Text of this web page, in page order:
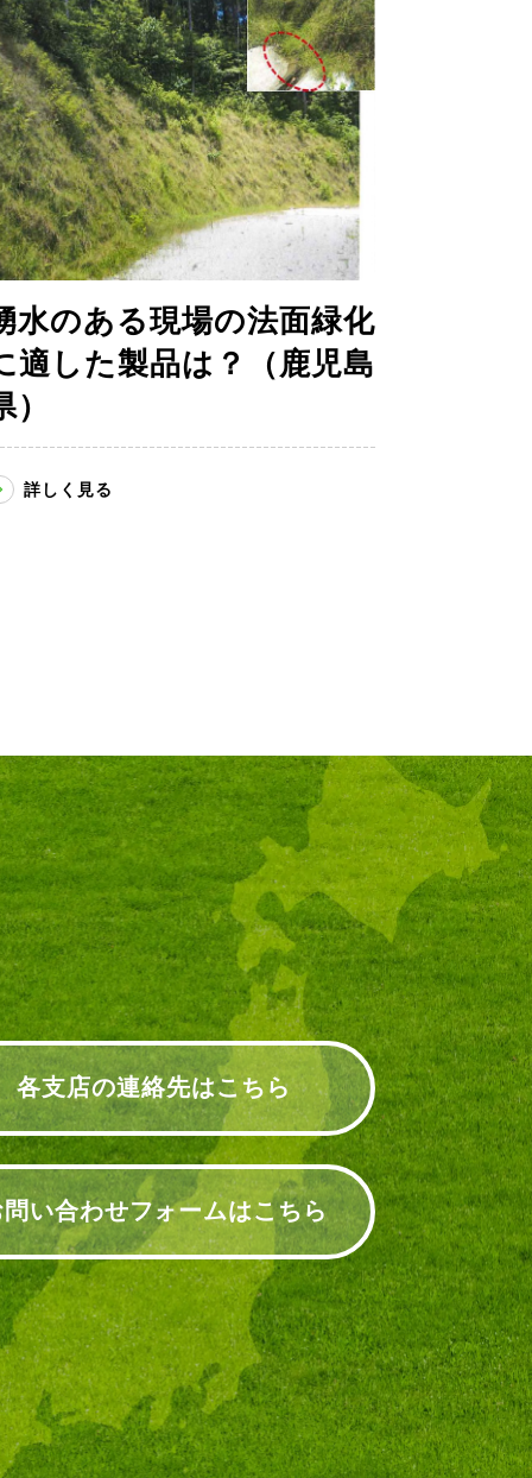
水のある現場の法面緑化
適した製品は？（鹿児島
）
詳しく見る
各支店の連絡先はこちら
い合わせフォームはこちら